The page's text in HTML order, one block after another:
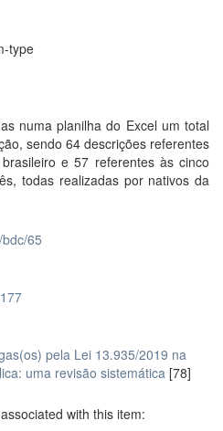
type
numa planilha do Excel um total
sendo 64 descrições referentes
e 57 referentes às cinco
todas realizadas por nativos da
65
pela Lei 13.935/2019 na
uma revisão sistemática [78]
with this item: